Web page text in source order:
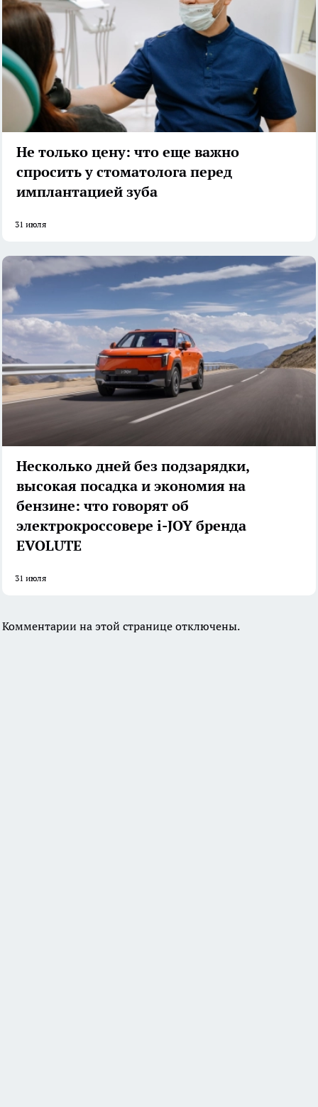
Не только цену: что еще важно
спросить у стоматолога перед
имплантацией зуба
31 июля
Несколько дней без подзарядки,
высокая посадка и экономия на
бензине: что говорят об
электрокроссовере i-JOY бренда
EVOLUTE
31 июля
Комментарии на этой странице отключены.